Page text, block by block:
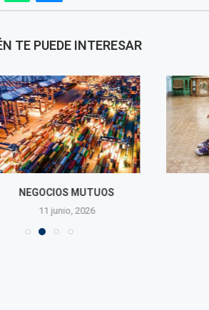
TE PUEDE INTERESAR
NEGOCIOS MUTUOS
11 junio, 2026 11